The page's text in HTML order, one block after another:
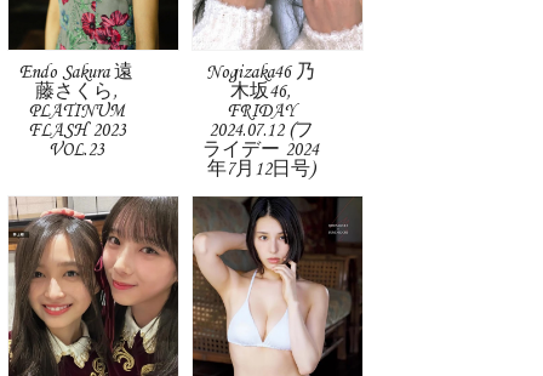
Endo Sakura 遠
藤さくら,
PLATINUM
FLASH 2023
VOL.23
Nogizaka46 乃
木坂46,
FRIDAY
2024.07.12 (フ
ライデー 2024
年7月12日号)